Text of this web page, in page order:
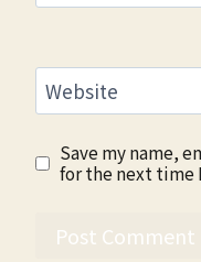
Website
Save my name,
for the next time